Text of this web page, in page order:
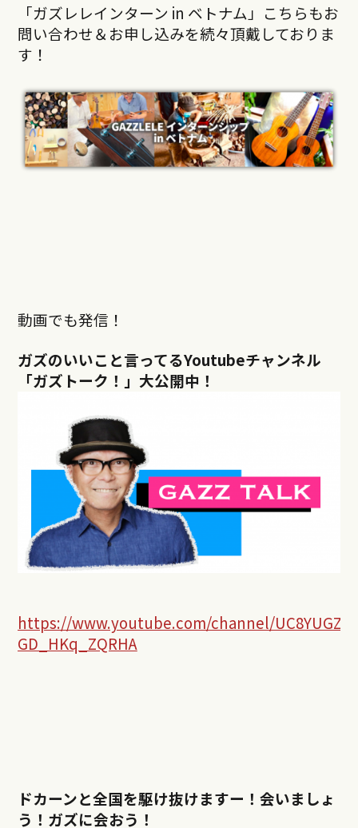
「ガズレレインターン in ベトナム」こちらもお
問い合わせ＆お申し込みを続々頂戴しておりま
す！
動画でも発信！
ガズのいいこと言ってるYoutubeチャンネル
「ガズトーク！」大公開中！
https://www.youtube.com/channel/
GD_HKq_ZQRHA
ドカーンと全国を駆け抜けますー！会いましょ
う！ガズに会おう！